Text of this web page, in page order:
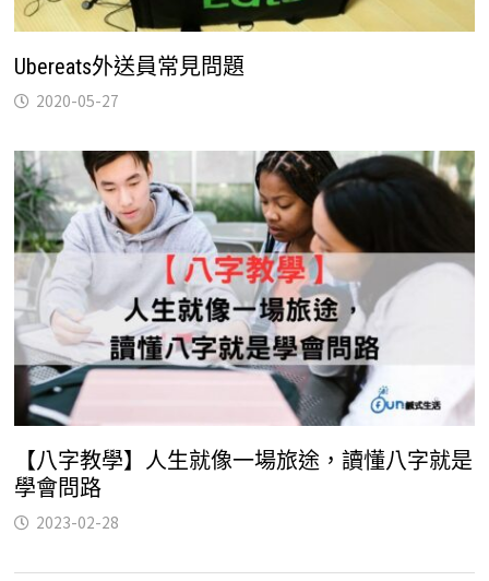
Ubereats外送員常見問題
2020-05-27
【八字教學】人生就像一場旅途，讀懂八字就是
學會問路
2023-02-28